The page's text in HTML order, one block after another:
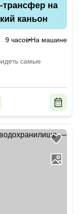
трансфер на
каньон
9 часов На машине
самые